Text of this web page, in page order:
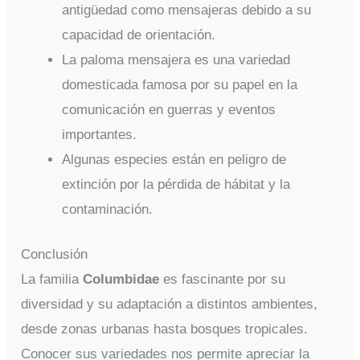
antigüedad como mensajeras debido a su
capacidad de orientación.
La paloma mensajera es una variedad
domesticada famosa por su papel en la
comunicación en guerras y eventos
importantes.
Algunas especies están en peligro de
extinción por la pérdida de hábitat y la
contaminación.
Conclusión
La familiaColumbidae es fascinante por su
diversidad y su adaptación a distintos ambientes,
desde zonas urbanas hasta bosques tropicales.
Conocer sus variedades nos permite apreciar la